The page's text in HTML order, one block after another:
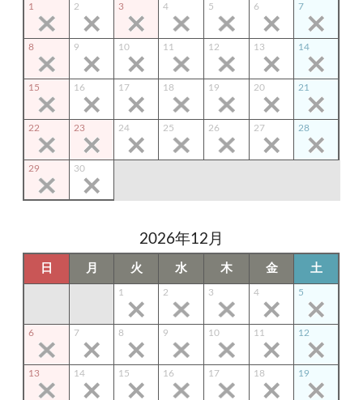
1 2 3 4 5 6 7
8 9 10 11 12 13 14
15 16 17 18 19 20 21
22 23 24 25 26 27 28
29 30
2026年12月
日 月 火 水 木 金 土
1 2 3 4 5
6 7 8 9 10 11 12
13 14 15 16 17 18 19